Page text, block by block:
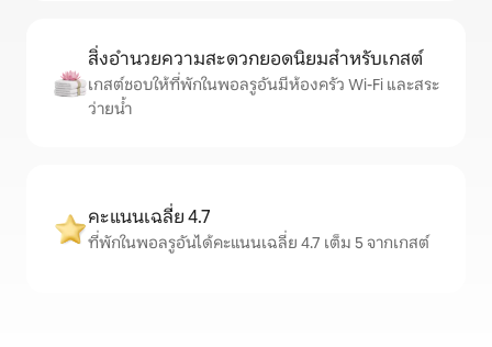
สิ่งอำนวยความสะดวกยอดนิยมสำหรับเกสต์
เกสต์ชอบให้ที่พักในพอลรูอันมีห้องครัว Wi-Fi และสระ
ว่ายน้ำ
คะแนนเฉลี่ย 4.7
ที่พักในพอลรูอันได้คะแนนเฉลี่ย 4.7 เต็ม 5 จากเกสต์